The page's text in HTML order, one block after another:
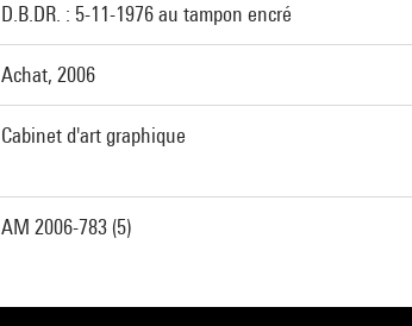
D.B.DR. : 5-11-1976 au tampon encré
Achat, 2006
Cabinet d'art graphique
AM 2006-783 (5)